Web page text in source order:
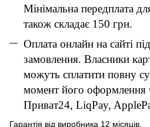
Мінімальна передплата
також складає 150 грн.
Оплата онлайн на сайті
замовлення. Власники
можуть сплатити повну
момент його оформлення
Приват24, LiqPay,
Гарантія від виробника 12 місяців.